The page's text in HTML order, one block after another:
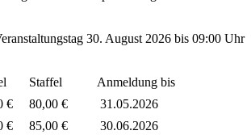
30. August 2026 bis 09:00 Uhr
Anmeldung bis
€ 31.05.2026
€ 30.06.2026